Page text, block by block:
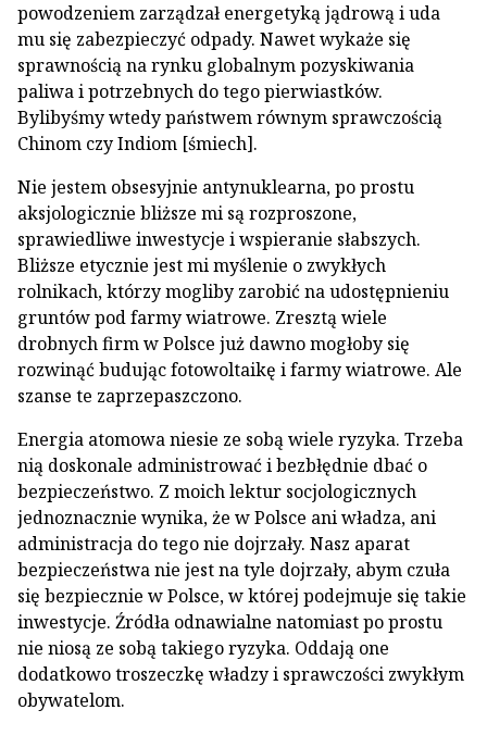
powodzeniem zarządzał energetyką jądrową i uda
mu się zabezpieczyć odpady. Nawet wykaże się
sprawnością na rynku globalnym pozyskiwania
paliwa i potrzebnych do tego pierwiastków.
Bylibyśmy wtedy państwem równym sprawczością
Chinom czy Indiom [śmiech].
Nie jestem obsesyjnie antynuklearna, po prostu
aksjologicznie bliższe mi są rozproszone,
sprawiedliwe inwestycje i wspieranie słabszych.
Bliższe etycznie jest mi myślenie o zwykłych
rolnikach, którzy mogliby zarobić na udostępnieniu
gruntów pod farmy wiatrowe. Zresztą wiele
drobnych firm w Polsce już dawno mogłoby się
rozwinąć budując fotowoltaikę i farmy wiatrowe. Ale
szanse te zaprzepaszczono.
Energia atomowa niesie ze sobą wiele ryzyka. Trzeba
nią doskonale administrować i bezbłędnie dbać o
bezpieczeństwo. Z moich lektur socjologicznych
jednoznacznie wynika, że w Polsce ani władza, ani
administracja do tego nie dojrzały. Nasz aparat
bezpieczeństwa nie jest na tyle dojrzały, abym czuła
się bezpiecznie w Polsce, w której podejmuje się takie
inwestycje. Źródła odnawialne natomiast po prostu
nie niosą ze sobą takiego ryzyka. Oddają one
dodatkowo troszeczkę władzy i sprawczości zwykłym
obywatelom.